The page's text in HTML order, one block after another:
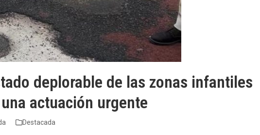
deplorable de las zonas infantiles
actuación urgente
Destacada